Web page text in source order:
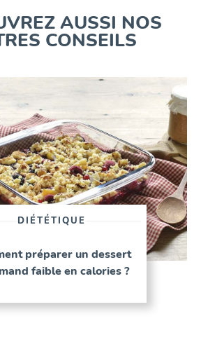
AUSSI NOS
CONSEILS
DIÉTÉTIQUE
préparer un dessert
faible en calories ?